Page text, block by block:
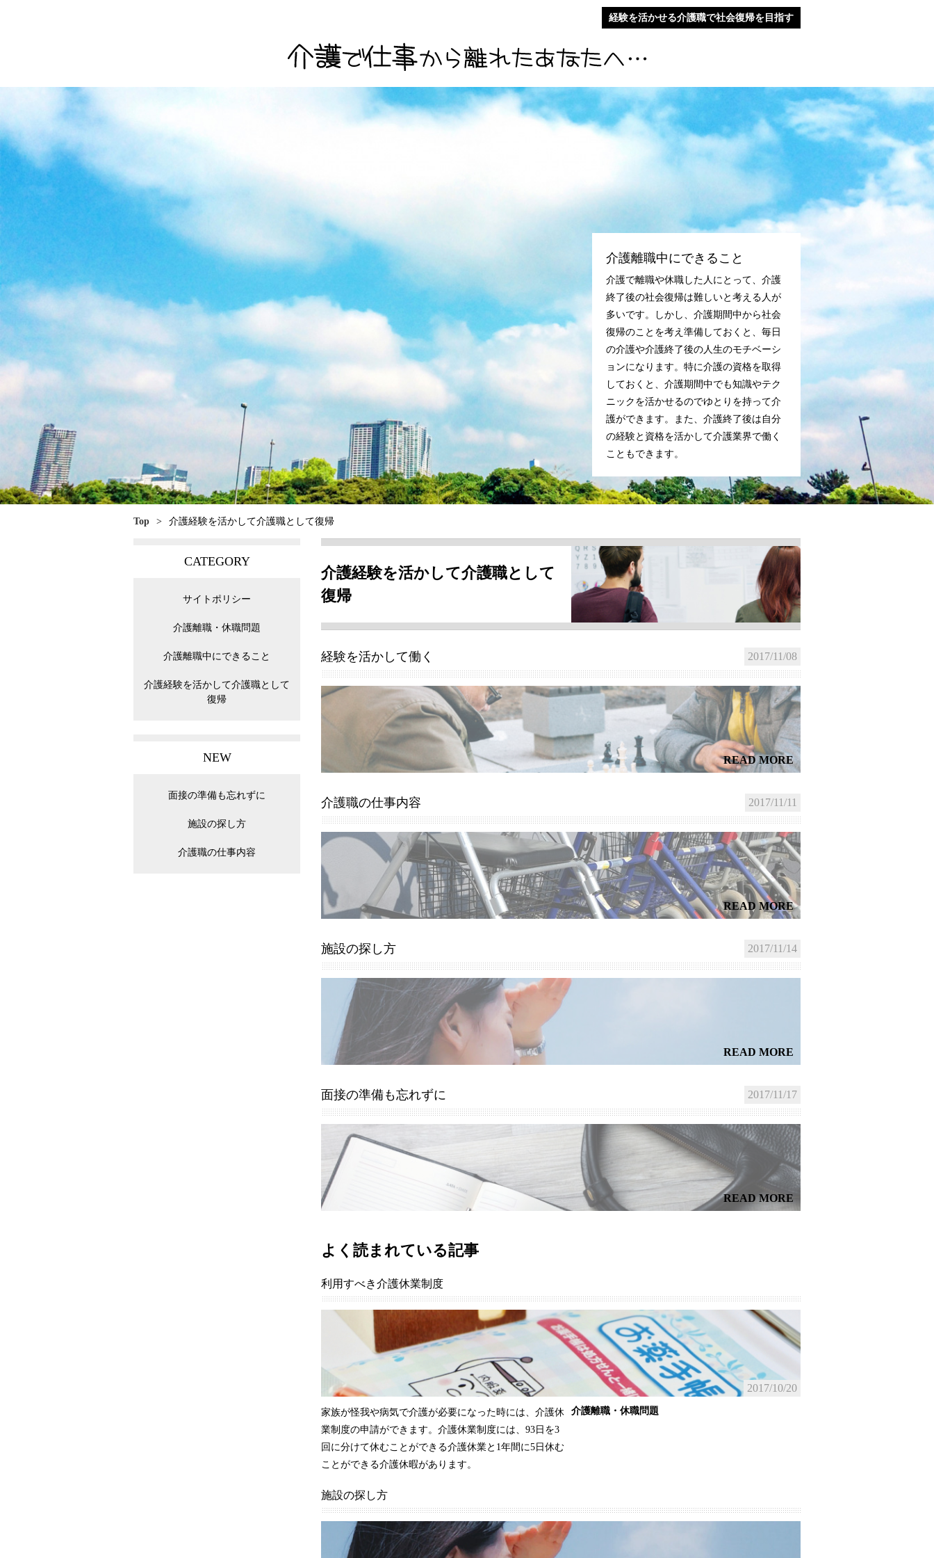
経験を活かせる介護職で社会復帰を目指す
介護離職中にできること
介護で離職や休職した人にとって、介護
終了後の社会復帰は難しいと考える人が
多いです。しかし、介護期間中から社会
復帰のことを考え準備しておくと、毎日
の介護や介護終了後の人生のモチベーシ
ョンになります。特に介護の資格を取得
しておくと、介護期間中でも知識やテク
ニックを活かせるのでゆとりを持って介
護ができます。また、介護終了後は自分
の経験と資格を活かして介護業界で働く
こともできます。
Top > 介護経験を活かして介護職として復帰
介護経験を活かして介護職として
復帰
経験を活かして働く 2017/11/08
READ MORE
介護職の仕事内容 2017/11/11
READ MORE
施設の探し方 2017/11/14
READ MORE
面接の準備も忘れずに 2017/11/17
READ MORE
よく読まれている記事
利用すべき介護休業制度
2017/10/20
家族が怪我や病気で介護が必要になった時には、介護休
業制度の申請ができます。介護休業制度には、93日を3
回に分けて休むことができる介護休業と1年間に5日休む
ことができる介護休暇があります。
介護離職・休職問題
施設の探し方
CATEGORY
サイトポリシー
介護離職・休職問題
介護離職中にできること
介護経験を活かして介護職として
復帰
NEW
面接の準備も忘れずに
施設の探し方
介護職の仕事内容